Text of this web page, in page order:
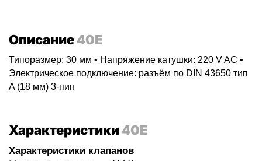
Описание40E
Типоразмер: 30 мм • Напряжение катушки: 220 V AC •
Электрическое подключение: разъём по DIN 43650 тип
A (18 мм) 3-пин
Характеристики40E
Характеристики клапанов